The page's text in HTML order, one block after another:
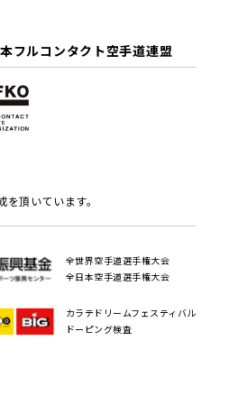
フルコンタクト空手道連盟
頂いています。
全世界空手道選手権大会
全日本空手道選手権大会
カラテドリームフェスティバル
ドーピング検査